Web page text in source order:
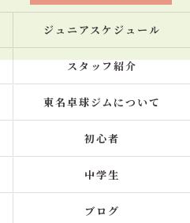
ジュニアスケジュール
スタッフ紹介
東名卓球ジムについて
初心者
中学生
ブログ